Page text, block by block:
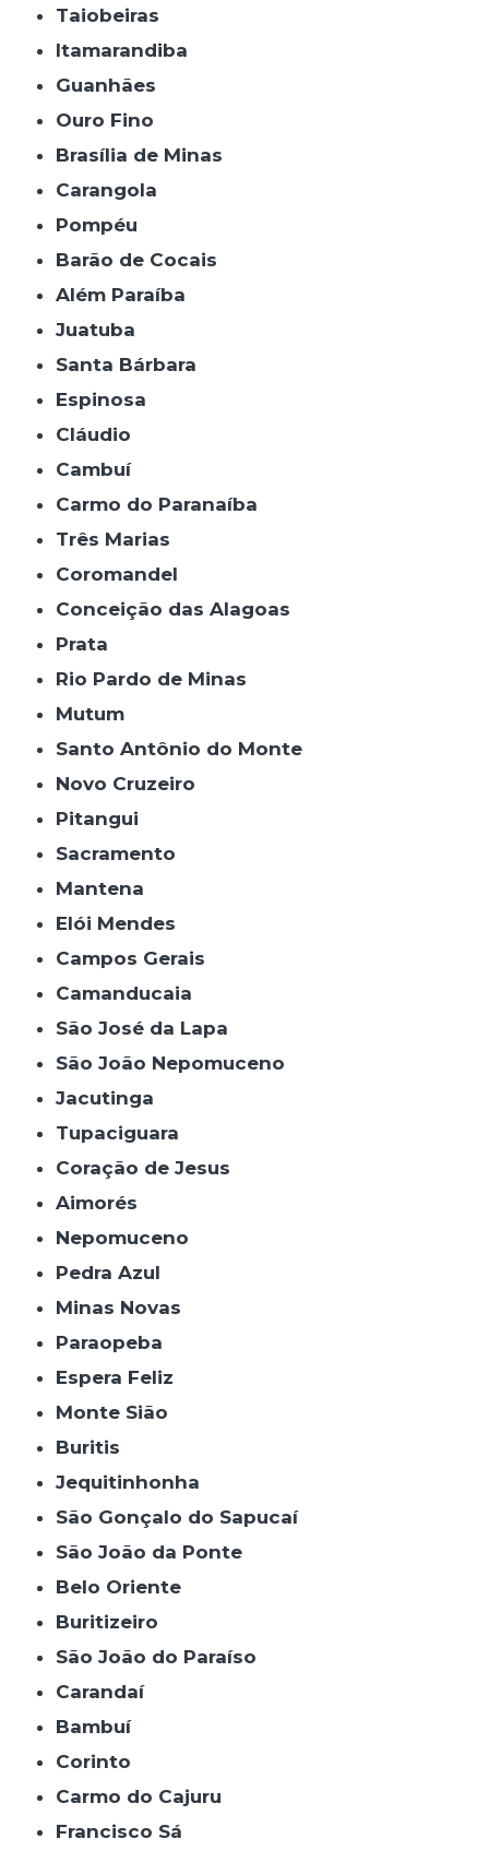
Taiobeiras
Itamarandiba
Guanhães
Ouro Fino
Brasília de Minas
Carangola
Pompéu
Barão de Cocais
Além Paraíba
Juatuba
Santa Bárbara
Espinosa
Cláudio
Cambuí
Carmo do Paranaíba
Três Marias
Coromandel
Conceição das Alagoas
Prata
Rio Pardo de Minas
Mutum
Santo Antônio do Monte
Novo Cruzeiro
Pitangui
Sacramento
Mantena
Elói Mendes
Campos Gerais
Camanducaia
São José da Lapa
São João Nepomuceno
Jacutinga
Tupaciguara
Coração de Jesus
Aimorés
Nepomuceno
Pedra Azul
Minas Novas
Paraopeba
Espera Feliz
Monte Sião
Buritis
Jequitinhonha
São Gonçalo do Sapucaí
São João da Ponte
Belo Oriente
Buritizeiro
São João do Paraíso
Carandaí
Bambuí
Corinto
Carmo do Cajuru
Francisco Sá